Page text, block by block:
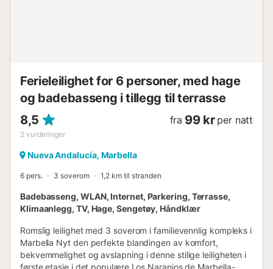
noen av Marbellas fineste attraksjoner. Bare noen få
minutter fra strendene og den livlige marinaen i Puerto
Banús, er du også nær restaurantstripen i Aloha, golfbaner
i verdensklasse, inkl...
Ferieleilighet for 6 personer, med hage
og badebasseng i tillegg til terrasse
8,5
2 vurderinger
fra 99 kr per natt
Nueva Andalucía, Marbella
6 pers. 3 soverom 1,2 km til stranden
Badebasseng, WLAN, Internet, Parkering, Terrasse,
Klimaanlegg, TV, Hage, Sengetøy, Håndklær
Romslig leilighet med 3 soverom i familievennlig kompleks i
Marbella Nyt den perfekte blandingen av komfort,
bekvemmelighet og avslapning i denne stilige leiligheten i